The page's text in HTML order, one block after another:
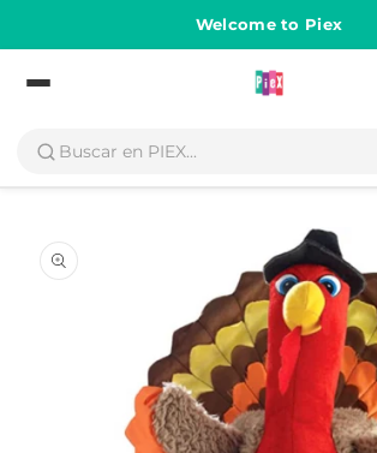
al contenido
Welcome to Piex
información